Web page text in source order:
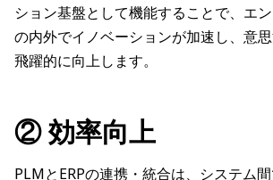
ション基盤として機能することで、エ
の内外でイノベーションが加速し、意
飛躍的に向上します。
② 効率向上
PLMとERPの連携・統合は、システム